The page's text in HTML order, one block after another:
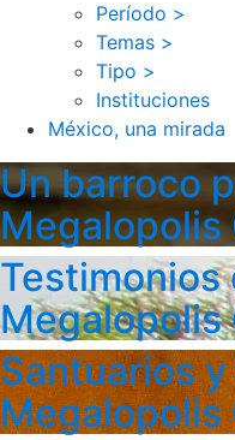
Período >
Temas >
Tipo >
Instituciones
México, una mirada
Un barroco
Megalopolis
Testimonios
Megalopolis
Santuarios
Megalopolis